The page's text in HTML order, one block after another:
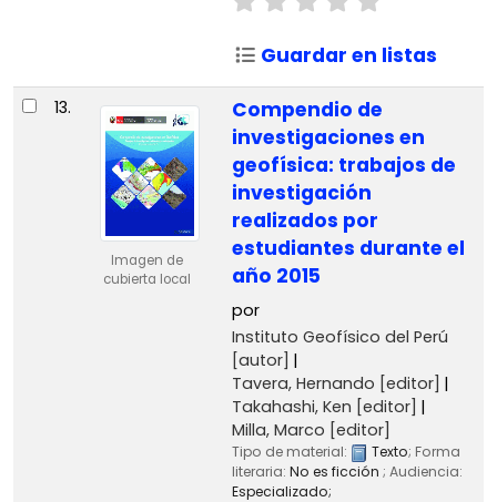
Guardar en listas
13.
Imagen de
cubierta local
Compendio de
investigaciones en
geofísica: trabajos de
investigación
realizados por
estudiantes durante el
año 2015
por
Instituto Geofísico del Perú
[autor]
Tavera, Hernando [editor]
Takahashi, Ken [editor]
Milla, Marco [editor]
Tipo de material: Texto; Forma
literaria: No es ficción ; Audiencia:
Especializado;